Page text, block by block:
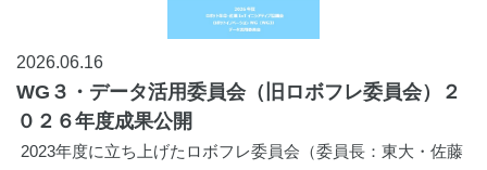
2026.06.16
WG３・データ活用委員会（旧ロボフレ委員会）２
０２６年度成果公開
2023年度に立ち上げたロボフレ委員会（委員長：東大・佐藤